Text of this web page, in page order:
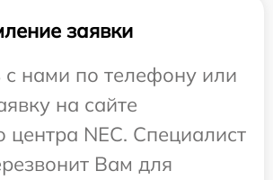
заявки
с нами по телефону или
на сайте
центра NEC. Специалист
Вам для